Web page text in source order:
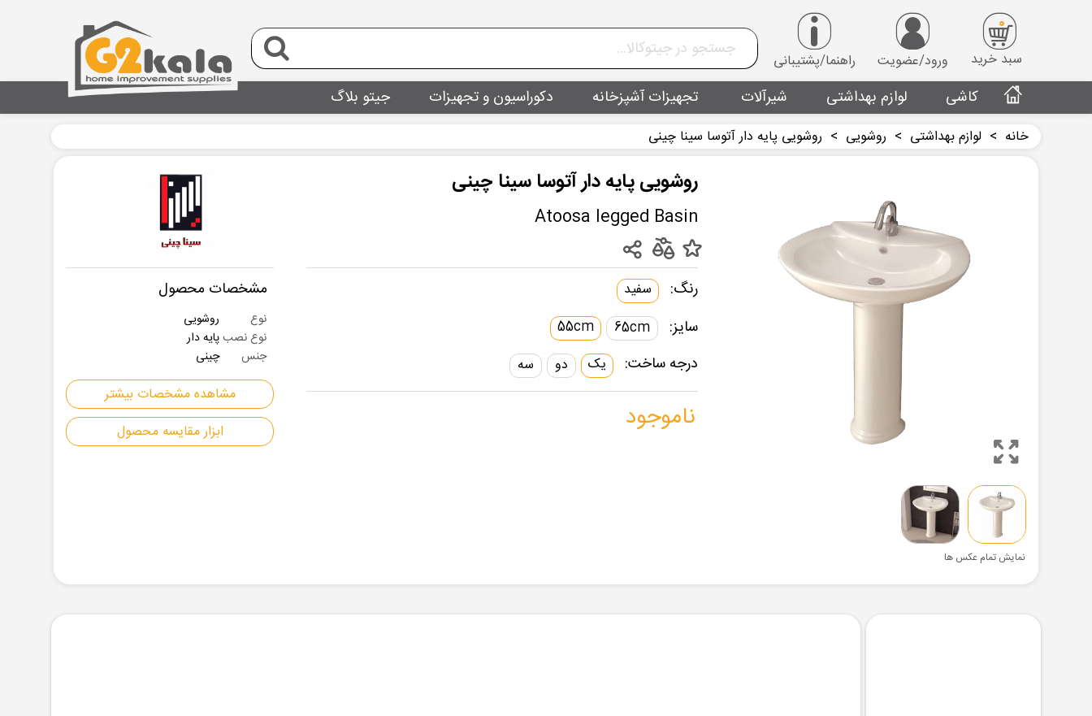
0
سبد خرید
ورود/عضویت راهنما/پشتیبانی
کاشی لوازم بهداشتی شیرآلات تجهیزات آشپزخانه دکوراسیون و تجهیزات جیتو بلاگ
خانه > لوازم بهداشتی > روشويی > روشویی پایه دار آتوسا سینا چینی
نمایش تمام عکس ها
روشویی پایه دار آتوسا سینا چینی
Atoosa legged Basin
مشخصات محصول
نوع
روشویی
نوع نصبپایه دار
جنس
چینی
مشاهده مشخصات بیشتر
ابزار مقایسه محصول
رنگ: سفید
سایز: 65cm
55cm
درجه ساخت: یک دو سه
ناموجود